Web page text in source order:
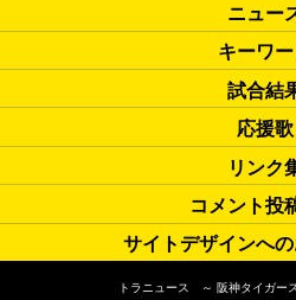
ニュー
キーワ
試合結
応援歌
リンク
コメント投
サイトデザインへ
トラニュース ～ 阪神タイガー